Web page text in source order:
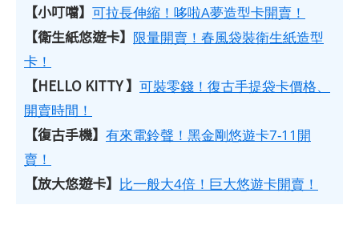
【小叮噹】 可拉長伸縮！哆啦A夢造型卡開賣！
【衛生紙悠遊卡】 限量開賣！春風袋裝衛生紙造型
卡！
【HELLO KITTY 】 可裝零錢！復古手提袋卡價格、
開賣時間！
【復古手機】 有來電鈴聲！黑金剛悠遊卡7-11開
賣！
【放大悠遊卡】 比一般大4倍！巨大悠遊卡開賣！